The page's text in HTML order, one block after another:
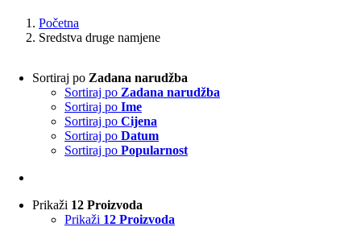
Početna
Sredstva druge namjene
Sortiraj po Zadana narudžba
Sortiraj po Zadana narudžba
Sortiraj po Ime
Sortiraj po Cijena
Sortiraj po Datum
Sortiraj po Popularnost
Prikaži 12 Proizvoda
Prikaži 12 Proizvoda